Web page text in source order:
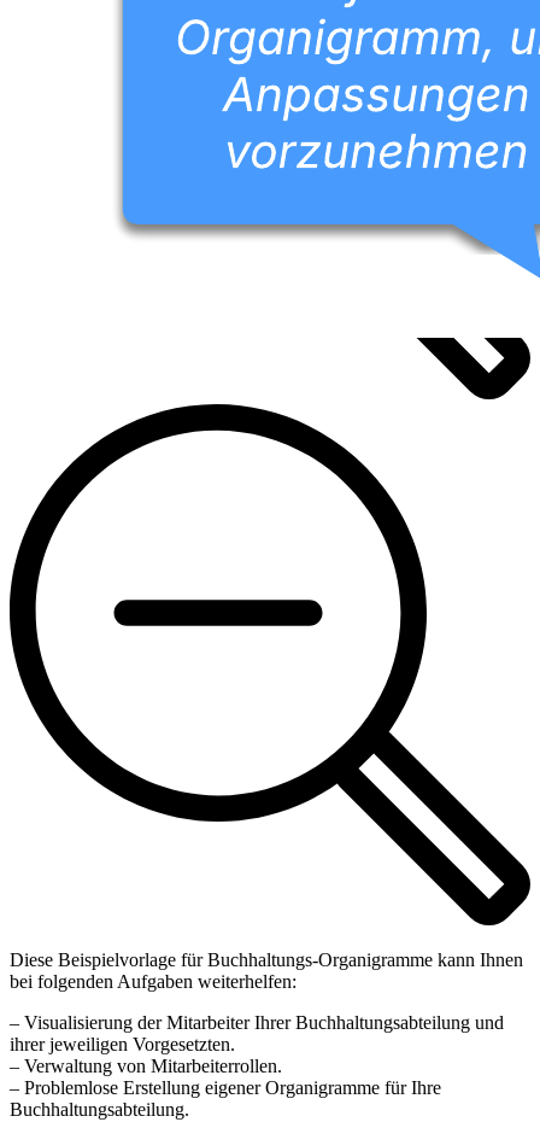
Diese Beispielvorlage für Buchhaltungs-Organigramme kann Ihnen
bei folgenden Aufgaben weiterhelfen:
– Visualisierung der Mitarbeiter Ihrer Buchhaltungsabteilung und
ihrer jeweiligen Vorgesetzten.
– Verwaltung von Mitarbeiterrollen.
– Problemlose Erstellung eigener Organigramme für Ihre
Buchhaltungsabteilung.